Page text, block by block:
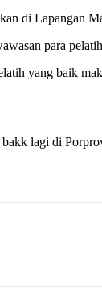
di Lapangan
para
yang baik
lagi di